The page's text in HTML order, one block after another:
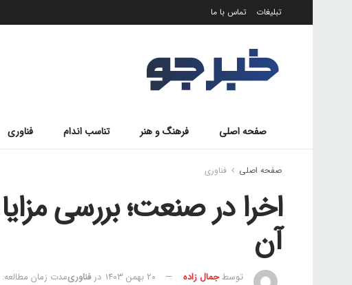
تبلیغات تماس با ما
صفحه اصلی فرهنگ و هنر تناسب اندام فناوری
صفحه اصلی فناوری
اخرا در صنعت؛ بررسی
آن
توسطجمال زاده ۲۰ بهمن ۱۴۰۳ در فناوریمدت زمان مطالعه: 1 دقیقه